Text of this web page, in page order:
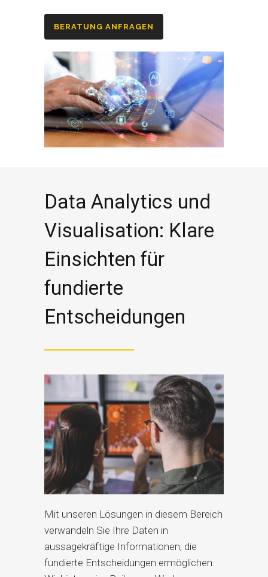
BERATUNG ANFRAGEN
Data Analytics und
Visualisation: Klare
Einsichten für
fundierte
Entscheidungen
Mit unseren Lösungen in diesem Bereich
verwandeln Sie Ihre Daten in
aussagekräftige Informationen, die
fundierte Entscheidungen ermöglichen.